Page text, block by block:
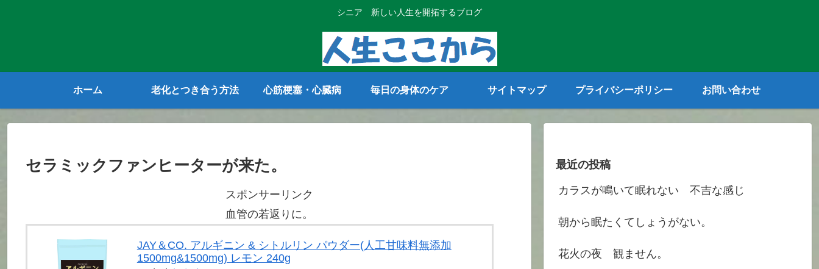
シニア 新しい人生を開拓するブログ
ホーム 老化とつき合う方法 心筋梗塞・心臓病 毎日の身体のケア サイトマップ プライバシーポリシー お問い合わせ
セラミックファンヒーターが来た。
スポンサーリンク
血管の若返りに。
JAY＆CO. アルギニン & シトルリン パウダー(人工甘味料無添加
1500mg&1500mg) レモン 240g
最近の投稿
カラスが鳴いて眠れない 不吉な感じ
朝から眠たくてしょうがない。
花火の夜 観ません。